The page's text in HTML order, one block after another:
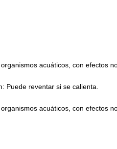
acuáticos, con efectos
Puede reventar si se calienta.
acuáticos, con efectos